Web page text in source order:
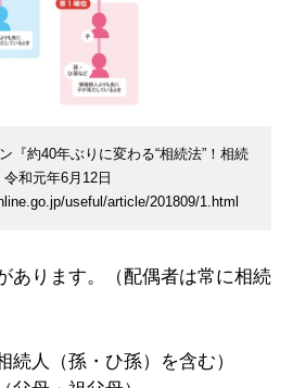
『約40年ぶりに変わる“相続法”！相続
和元年6月12日
useful/article/201809/1.html
あります。（配偶者は常に相続
人（孫・ひ孫）を含む）